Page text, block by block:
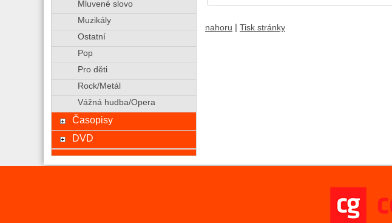
nahoru Tisk stránky
Mluvené slovo
Muzikály
Ostatní
Pop
Pro děti
Rock/Metál
Vážná hudba/Opera
Časopisy
DVD